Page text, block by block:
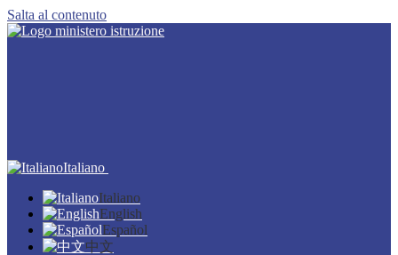
Salta al contenuto
Italiano
Italiano
English
Español
中文